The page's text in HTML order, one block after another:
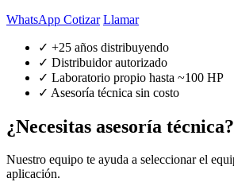
WhatsApp Cotizar Llamar
✓ +25 años distribuyendo
✓ Distribuidor autorizado
✓ Laboratorio propio hasta ~100 HP
✓ Asesoría técnica sin costo
¿Necesitas asesoría técnica?
Nuestro equipo te ayuda a seleccionar el
aplicación.